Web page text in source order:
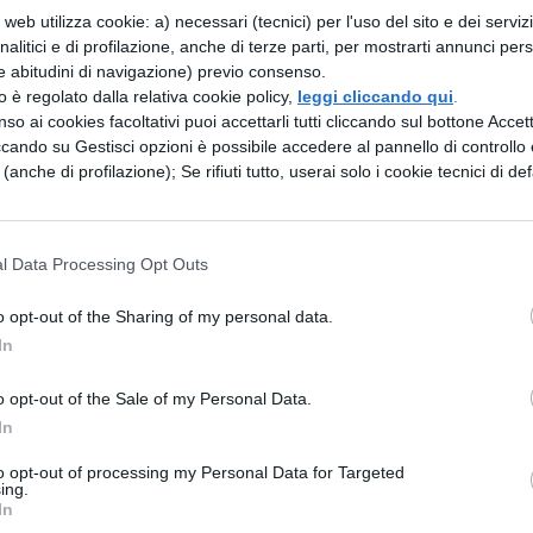
utilizza cookie: a) necessari (tecnici) per l'uso del sito e dei
e di profilazione, anche di terze parti, per mostrarti annunci
abitudini di navigazione) previo consenso.
è regolato dalla relativa cookie policy, leggi cliccando qui
ai cookies facoltativi puoi accettarli tutti cliccando sul bottone
su Gestisci opzioni è possibile accedere al pannello di controllo
di profilazione); Se rifiuti tutto, userai solo i cookie tecnici di
Data Processing Opt Outs
opt-out of the Sharing of my personal data.
opt-out of the Sale of my Personal Data.
opt-out of processing my Personal Data for Targeted
storia si ripropone di indagare e di narrare le
che nel corso del tempo si sono susseguiti.
una forma di indagine razionale, ma essa
La storia, inoltre, decide anche quali
della validità di tutti i pragmata.
ogni epoca a determinare tale scelta:
la storia era raccontata in base alle imprese
come un’insieme concatenato di eventi
nata recentemente tende a
indaga sulle condizioni di vita dei più umili,
delle microstorie, cioè delle
per farci meglio capire ciò che si
fattori che lo condizionano. Criteri
della storia, si possono imporre dei criteri